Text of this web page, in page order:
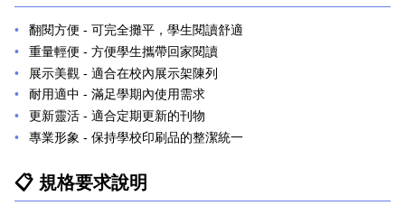
翻閱方便 - 可完全攤平，學生閱讀舒適
重量輕便 - 方便學生攜帶回家閱讀
展示美觀 - 適合在校內展示架陳列
耐用適中 - 滿足學期內使用需求
更新靈活 - 適合定期更新的刊物
專業形象 - 保持學校印刷品的整潔統一
📋 規格要求說明